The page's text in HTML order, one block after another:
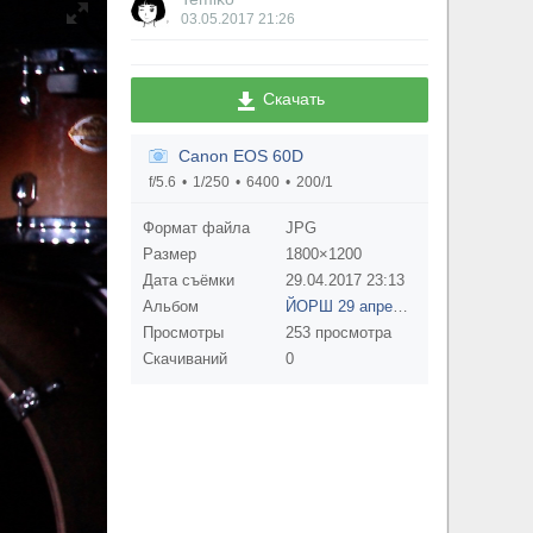
03.05.2017 21:26
Скачать
Canon EOS 60D
f/5.6 1/250 6400 200/1
Формат файла
JPG
Размер
1800×1200
Дата съёмки
29.04.2017 23:13
Альбом
Просмотры
253 просмотра
Скачиваний
0